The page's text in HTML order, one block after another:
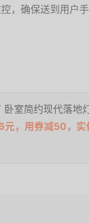
，确保送到用户
卧室简约现代落地
元，用券减50，